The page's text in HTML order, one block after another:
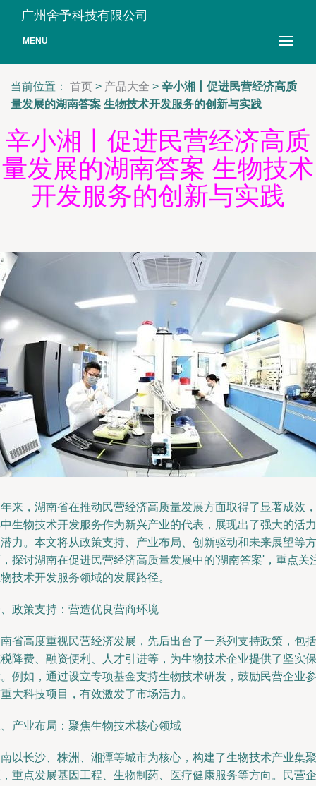
广州舍予科技有限公司
MENU
当前位置： 首页 > 产品大全 > 辛小湘丨促进民营经济高质
量发展的湖南答案 生物技术开发服务的创新与实践
辛小湘丨促进民营经济高质
量发展的湖南答案 生物技术
开发服务的创新与实践
来，湖南省在推动民营经济高质量发展方面取得了显著成效，
生物技术开发服务作为新兴产业的代表，展现出了强大的活力
力。本文将从政策支持、产业布局、创新驱动和未来展望等方
探讨湖南在促进民营经济高质量发展中的'湖南答案'，重点关
技术开发服务领域的发展路径。
政策支持：营造优良营商环境
省高度重视民营经济发展，先后出台了一系列支持政策，包括
降费、融资便利、人才引进等，为生物技术企业提供了坚实保
例如，通过设立专项基金支持生物技术研发，鼓励民营企业参
大科技项目，有效激发了市场活力。
产业布局：聚焦生物技术核心领域
以长沙、株洲、湘潭等城市为核心，构建了生物技术产业集聚
重点发展基因工程、生物制药、医疗健康服务等方向。民营企